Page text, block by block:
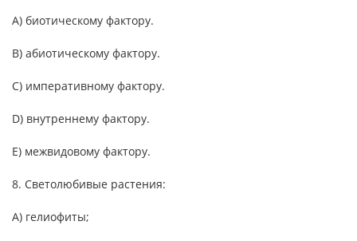
A) биотическому фактору.
B) абиотическому фактору.
C) императивному фактору.
D) внутреннему фактору.
E) межвидовому фактору.
8. Светолюбивые растения:
A) гелиофиты;